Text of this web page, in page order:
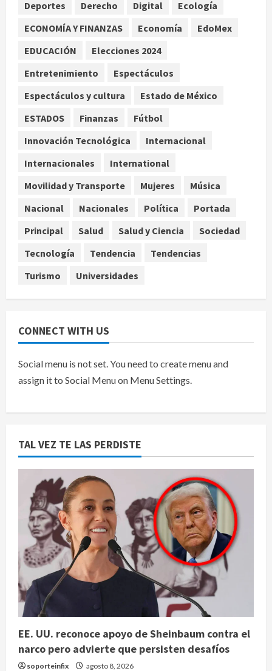
agosto 8, 2026
Brandon Clarke por consumo de
heroína y cocaína
4
Estados Unidos reanuda
aguacate desde México
agosto 8, 2026
Rolex al equipo de Junior H en el
AICM
Deportes Derecho Digital
Ecología
ECONOMÍA Y FINANZAS
Economía
EdoMex
EDUCACIÓN
Elecciones 2024
Entretenimiento
Espectáculos
Espectáculos y cultura
Estado de México
ESTADOS
Finanzas
Fútbol
Innovación Tecnológica
Internacional
Internacionales
International
Movilidad y Transporte
Mujeres
Música
Nacional
Nacionales Política
Portada
Principal
Salud Salud y Ciencia
Sociedad
Tecnología
Tendencia
Tendencias
Turismo
Universidades
CONNECT WITH US
Social menu is not set. You need to create menu and
assign it to Social Menu on Menu Settings.
TAL VEZ TE LAS PERDISTE
EE. UU. reconoce apoyo de Sheinbaum contra el
narco pero advierte que persisten desafíos
soporteinfix agosto 8, 2026